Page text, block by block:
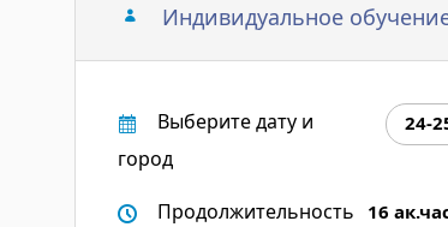
Индивидуальное
Выберите дату и
город
24-
Продолжительность 16